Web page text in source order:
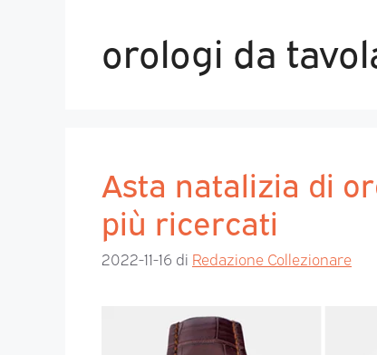
orologi da
Asta natalizia di
più ricercati
2022-11-16 di Redazione Collezionare